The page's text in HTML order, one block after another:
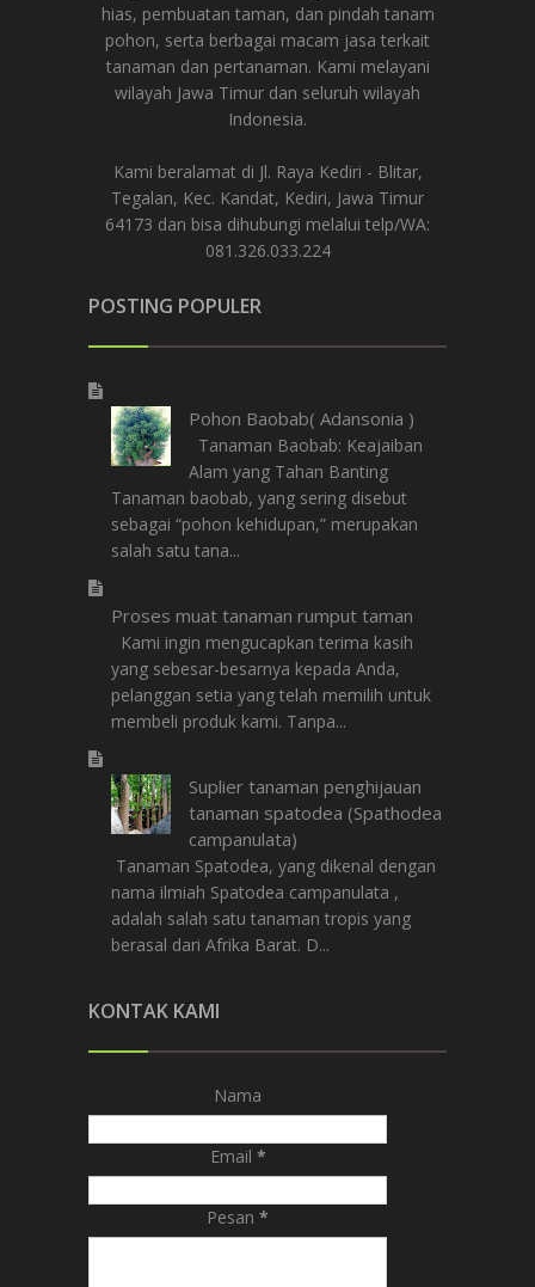
hias, pembuatan taman, dan pindah tanam
pohon, serta berbagai macam jasa terkait
tanaman dan pertanaman. Kami melayani
wilayah Jawa Timur dan seluruh wilayah
Indonesia.
Kami beralamat di Jl. Raya Kediri - Blitar,
Tegalan, Kec. Kandat, Kediri, Jawa Timur
64173 dan bisa dihubungi melalui telp/WA:
081.326.033.224
POSTING POPULER
Pohon Baobab( Adansonia )
Tanaman Baobab: Keajaiban
Alam yang Tahan Banting
Tanaman baobab, yang sering disebut
sebagai “pohon kehidupan,” merupakan
salah satu tana...
Proses muat tanaman rumput taman
Kami ingin mengucapkan terima kasih
yang sebesar-besarnya kepada Anda,
pelanggan setia yang telah memilih untuk
membeli produk kami. Tanpa...
Suplier tanaman penghijauan
tanaman spatodea (Spathodea
campanulata)
Tanaman Spatodea, yang dikenal dengan
nama ilmiah Spatodea campanulata ,
adalah salah satu tanaman tropis yang
berasal dari Afrika Barat. D...
KONTAK KAMI
Nama
Email *
Pesan *